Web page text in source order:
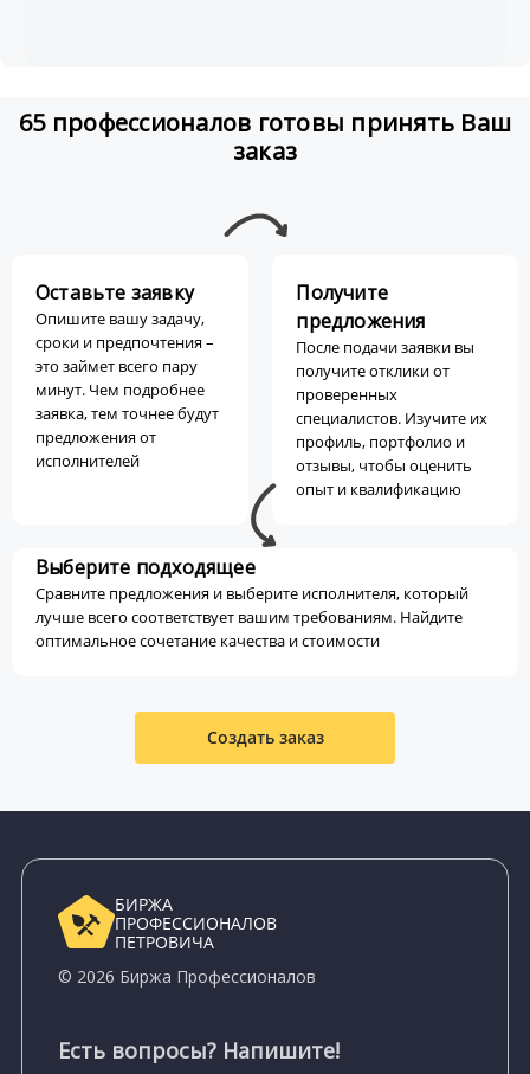
65 профессионалов готовы принять Ваш
заказ
Оставьте заявку
Опишите вашу задачу,
сроки и предпочтения –
это займет всего пару
минут. Чем подробнее
заявка, тем точнее будут
предложения от
исполнителей
Получите
предложения
После подачи заявки вы
получите отклики от
проверенных
специалистов. Изучите их
профиль, портфолио и
отзывы, чтобы оценить
опыт и квалификацию
Выберите подходящее
Сравните предложения и выберите исполнителя, который
лучше всего соответствует вашим требованиям. Найдите
оптимальное сочетание качества и стоимости
Создать заказ
БИРЖА
ПРОФЕССИОНАЛОВ
ПЕТРОВИЧА
© 2026 Биржа Профессионалов
Есть вопросы? Напишите!